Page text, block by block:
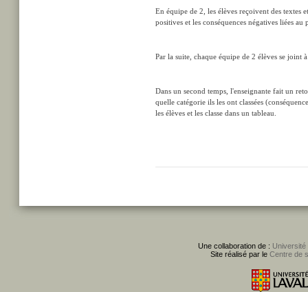
En équipe de 2, les élèves reçoivent des textes
positives et les conséquences négatives liées
Par la suite, chaque équipe de 2 élèves se joint
Dans un second temps, l'enseignante fait un
quelle catégorie ils les ont classées
les élèves et les classe dans un tableau.
Une collaboration de : Université
Site réalisé par le Centre de